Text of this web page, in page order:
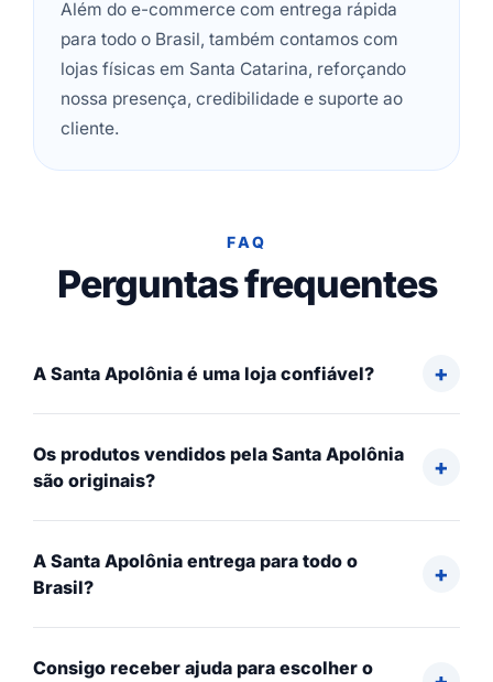
Além do e-commerce com entrega rápida
para todo o Brasil, também contamos com
lojas físicas em Santa Catarina, reforçando
nossa presença, credibilidade e suporte ao
cliente.
FAQ
Perguntas frequentes
A Santa Apolônia é uma loja confiável?
Os produtos vendidos pela Santa Apolônia
são originais?
A Santa Apolônia entrega para todo o
Brasil?
Consigo receber ajuda para escolher o